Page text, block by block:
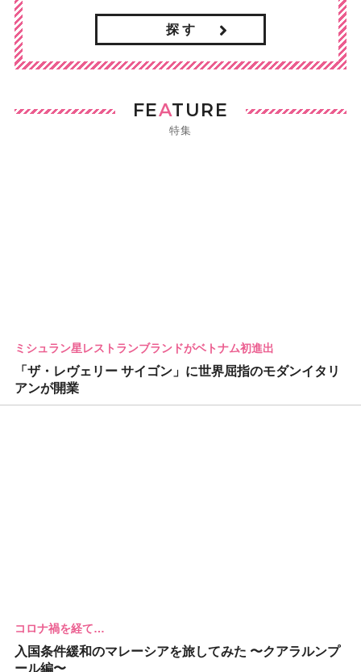
探 す
FEATURE
特集
ミシュラン星レストランブランドがベトナム初進出
「ザ・レヴェリー サイゴン」に世界屈指のモダンイタリ
アンが開業
コロナ禍を経て…
入国条件緩和のマレーシアを旅してみた 〜クアラルンプ
ール編〜